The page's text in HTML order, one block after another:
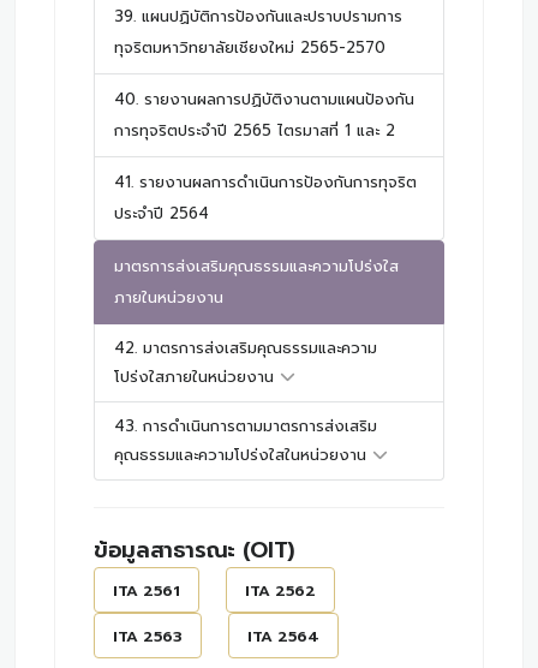
39. แผนปฏิบัติการป้องกันและปราบปรามการ
ทุจริตมหาวิทยาลัยเชียงใหม่ 2565-2570
40. รายงานผลการปฏิบัติงานตามแผนป้องกัน
การทุจริตประจำปี 2565 ไตรมาสที่ 1 และ 2
41. รายงานผลการดำเนินการป้องกันการทุจริต
ประจำปี 2564
มาตรการส่งเสริมคุณธรรมและความโปร่งใส
ภายในหน่วยงาน
42. มาตรการส่งเสริมคุณธรรมและความ
โปร่งใสภายในหน่วยงาน
43. การดำเนินการตามมาตรการส่งเสริม
คุณธรรมและความโปร่งใสในหน่วยงาน
ข้อมูลสาธารณะ (OIT)
ITA 2561 ITA 2562
ITA 2563 ITA 2564